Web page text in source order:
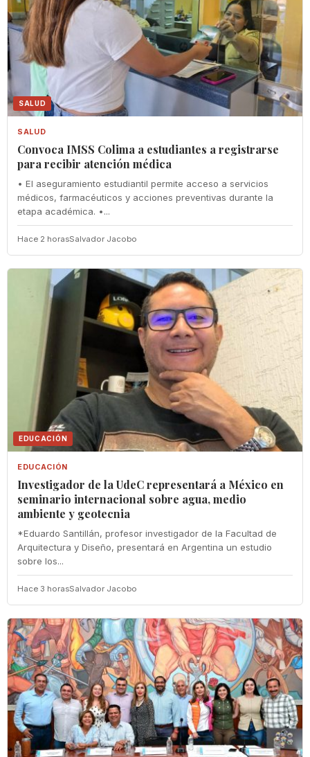
SALUD
SALUD
Convoca IMSS Colima a estudiantes a registrarse
para recibir atención médica
• El aseguramiento estudiantil permite acceso a servicios
médicos, farmacéuticos y acciones preventivas durante la
etapa académica. •...
Hace 2 horasSalvador Jacobo
EDUCACIÓN
EDUCACIÓN
Investigador de la UdeC representará a México en
seminario internacional sobre agua, medio
ambiente y geotecnia
*Eduardo Santillán, profesor investigador de la Facultad de
Arquitectura y Diseño, presentará en Argentina un estudio
sobre los...
Hace 3 horasSalvador Jacobo